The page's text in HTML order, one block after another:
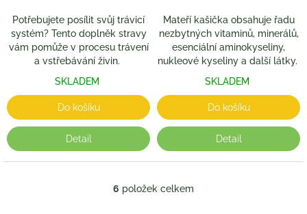
Potřebujete posílit svůj trávicí
systém? Tento doplněk stravy
vám pomůže v procesu trávení
a vstřebávání živin.
SKLADEM
Do košíku
Detail
Mateří kašička obsahuje řadu
nezbytných vitaminů, minerálů,
esenciální aminokyseliny,
nukleové kyseliny a další látky.
SKLADEM
Do košíku
Detail
O
6 položek celkem